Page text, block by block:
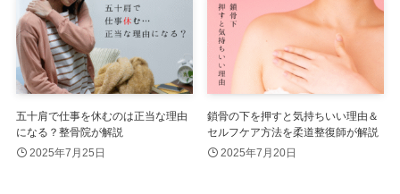
五十肩で仕事を休むのは正当な理由
になる？整骨院が解説
2025年7月25日
鎖骨の下を押すと気持ちいい理由＆
セルフケア方法を柔道整復師が解説
2025年7月20日